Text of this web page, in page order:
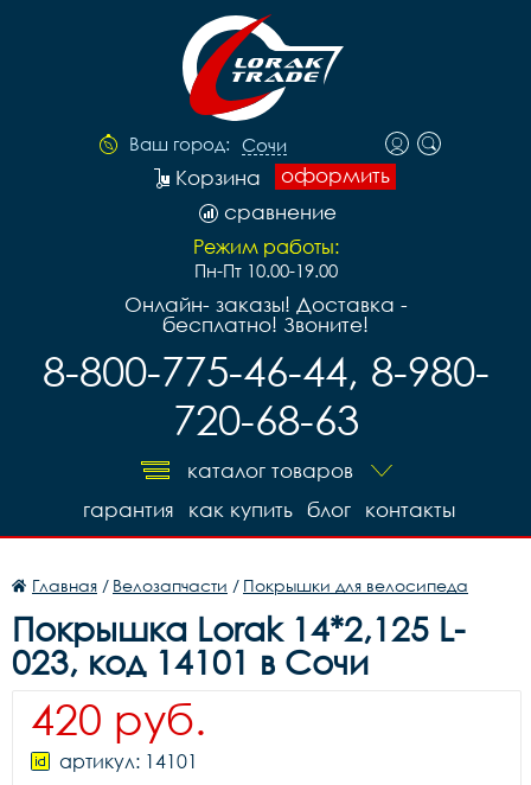
Ваш город: Сочи
оформить
Корзина
сравнение
Режим работы:
Пн-Пт 10.00-19.00
Онлайн- заказы! Доставка -
бесплатно! Звоните!
8-800-775-46-44, 8-980-
720-68-63
каталог товаров
контакты
блог
как купить
гарантия
Главная / Велозапчасти / Покрышки для велосипеда
Покрышка Lorak 14*2,125 L-
023, код 14101 в Сочи
420 руб.
артикул: 14101